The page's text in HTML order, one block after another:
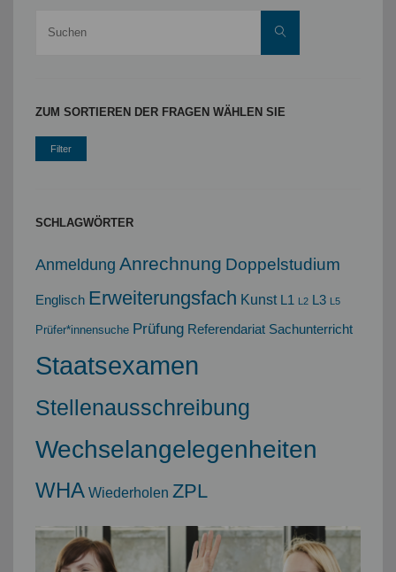
Suchen
ZUM SORTIEREN DER FRAGEN WÄHLEN SIE
SCHLAGWÖRTER
Anmeldung Anrechnung Doppelstudium
Englisch Erweiterungsfach Kunst L1 L2 L3 L5
Prüfer*innensuche Prüfung Referendariat Sachunterricht
Staatsexamen
Stellenausschreibung
Wechselangelegenheiten
WHA Wiederholen ZPL